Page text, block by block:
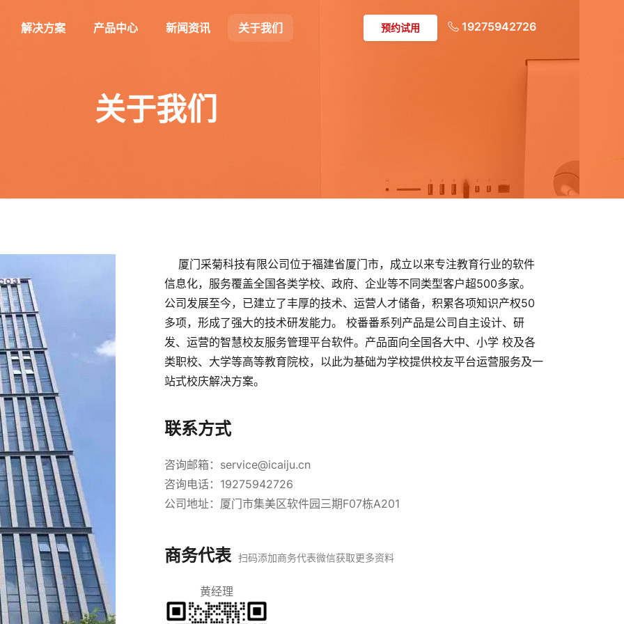
解决方案 产品中心 新闻资讯 关于我们 预约试用 19275942726
关于我们
厦门采菊科技有限公司位于福建省厦门市，成立以来专注教育行业的软件
信息化，服务覆盖全国各类学校、政府、企业等不同类型客户超500多家。
公司发展至今，已建立了丰厚的技术、运营人才储备，积累各项知识产权50
多项，形成了强大的技术研发能力。 校番番系列产品是公司自主设计、研
发、运营的智慧校友服务管理平台软件。产品面向全国各大中、小学 校及各
类职校、大学等高等教育院校，以此为基础为学校提供校友平台运营服务及一
站式校庆解决方案。
联系方式
咨询邮箱：service@icaiju.cn
咨询电话：19275942726
公司地址：厦门市集美区软件园三期F07栋A201
商务代表 扫码添加商务代表微信获取更多资料
黄经理